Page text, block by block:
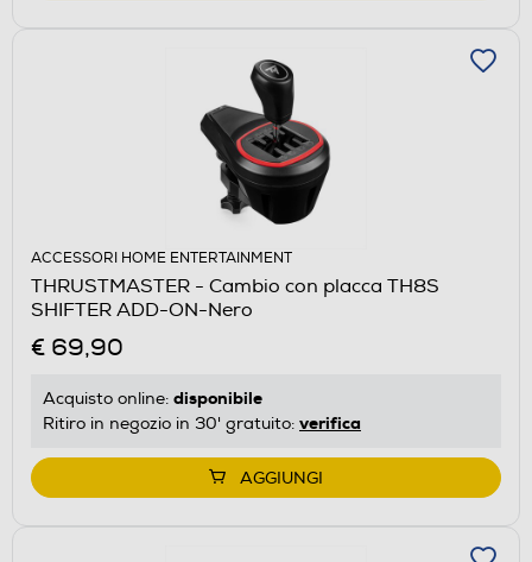
ACCESSORI HOME ENTERTAINMENT
THRUSTMASTER - Cambio con placca TH8S
SHIFTER ADD-ON-Nero
€ 69,90
Acquisto online: disponibile
Ritiro in negozio in 30' gratuito: verifica
AGGIUNGI